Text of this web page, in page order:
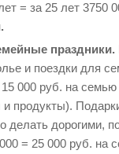
= за 25 лет 3750
праздники.
и поездки для
000 руб. на семью
продукты).
делать дорогими,
= 25 000 руб. на